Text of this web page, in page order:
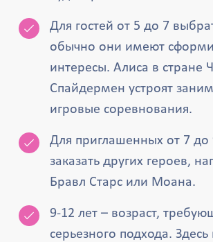
Для гостей от 5 до 7
обычно они имеют
интересы. Алиса в стране
Спайдермен устроят
игровые соревнования.
Для приглашенных от 7
заказать других героев,
Бравл Старс или Моана.
9-12 лет – возраст,
серьезного подхода.